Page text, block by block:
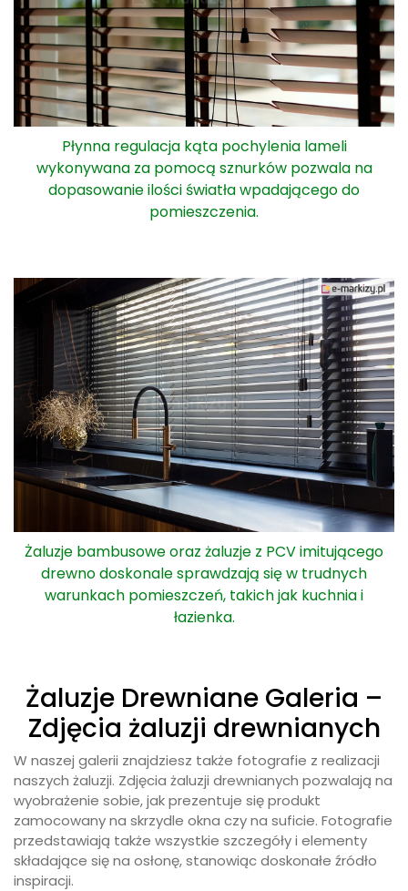
Płynna regulacja kąta pochylenia lameli
wykonywana za pomocą sznurków pozwala na
dopasowanie ilości światła wpadającego do
pomieszczenia.
Żaluzje bambusowe oraz żaluzje z PCV imitującego
drewno doskonale sprawdzają się w trudnych
warunkach pomieszczeń, takich jak kuchnia i
łazienka.
Żaluzje Drewniane Galeria –
Zdjęcia żaluzji drewnianych
W naszej galerii znajdziesz także fotografie z realizacji
naszych żaluzji. Zdjęcia żaluzji drewnianych pozwalają na
wyobrażenie sobie, jak prezentuje się produkt
zamocowany na skrzydle okna czy na suficie. Fotografie
przedstawiają także wszystkie szczegóły i elementy
składające się na osłonę, stanowiąc doskonałe źródło
inspiracji.